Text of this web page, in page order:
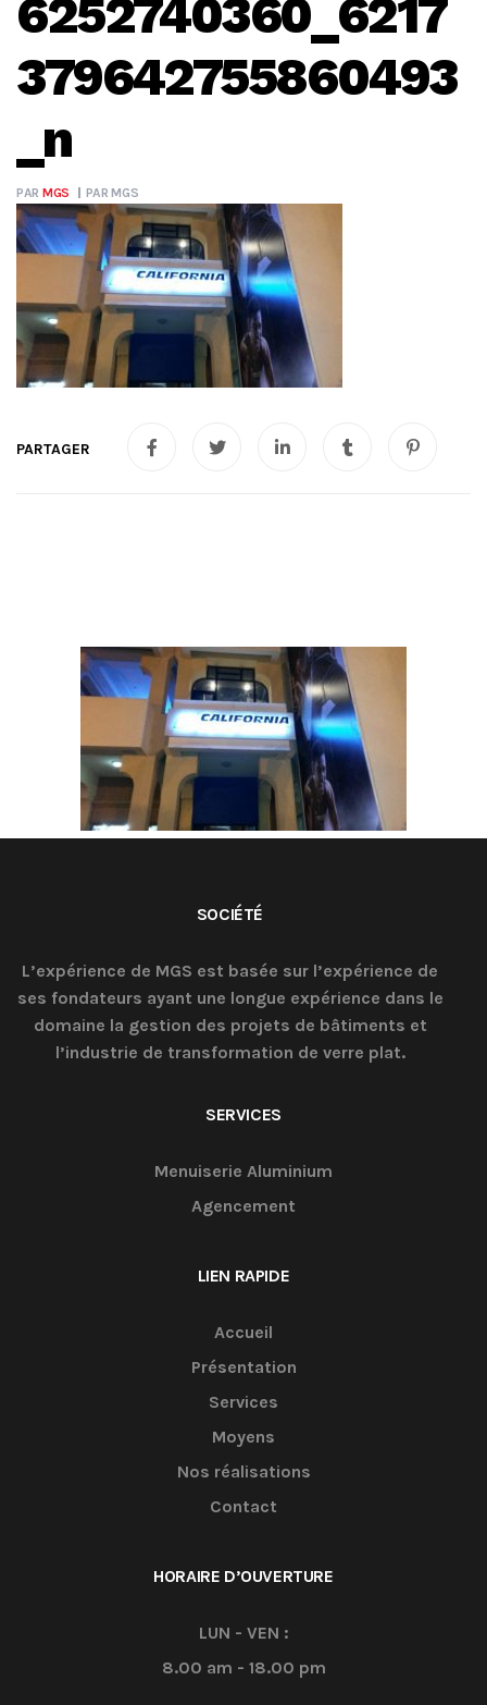
6252740360_6217
379642755860493
_n
PAR MGS PARMGS
SOCIÉTÉ
L’expérience de MGS est basée sur l’expérience de
ses fondateurs ayant une longue expérience dans le
domaine la gestion des projets de bâtiments et
l’industrie de transformation de verre plat.
SERVICES
Menuiserie Aluminium
Agencement
LIEN RAPIDE
Accueil
Présentation
Services
Moyens
Nos réalisations
Contact
HORAIRE D’OUVERTURE
LUN - VEN :
8.00 am - 18.00 pm